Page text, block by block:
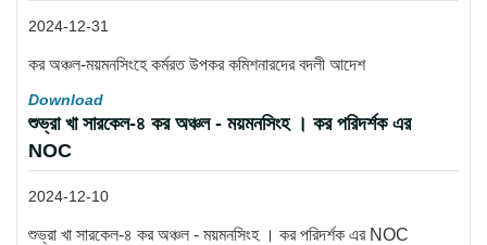
2024-12-31
কর অঞ্চল-ময়মনসিংহে কর্মরত উপকর কমিশনারদের বদলী আদেশ
Download
শুভ্রা খা সারকেল-৪ কর অঞ্চল - ময়মনসিংহ । কর পরিদর্শক এর
NOC
2024-12-10
শুভ্রা খা সারকেল-৪ কর অঞ্চল - ময়মনসিংহ । কর পরিদর্শক এর NOC